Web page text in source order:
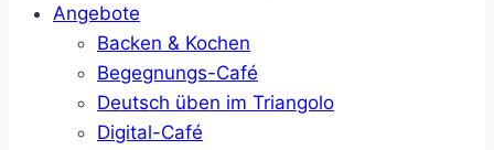
Angebote
Backen & Kochen
Begegnungs-Café
Deutsch üben im Triangolo
Digital-Café